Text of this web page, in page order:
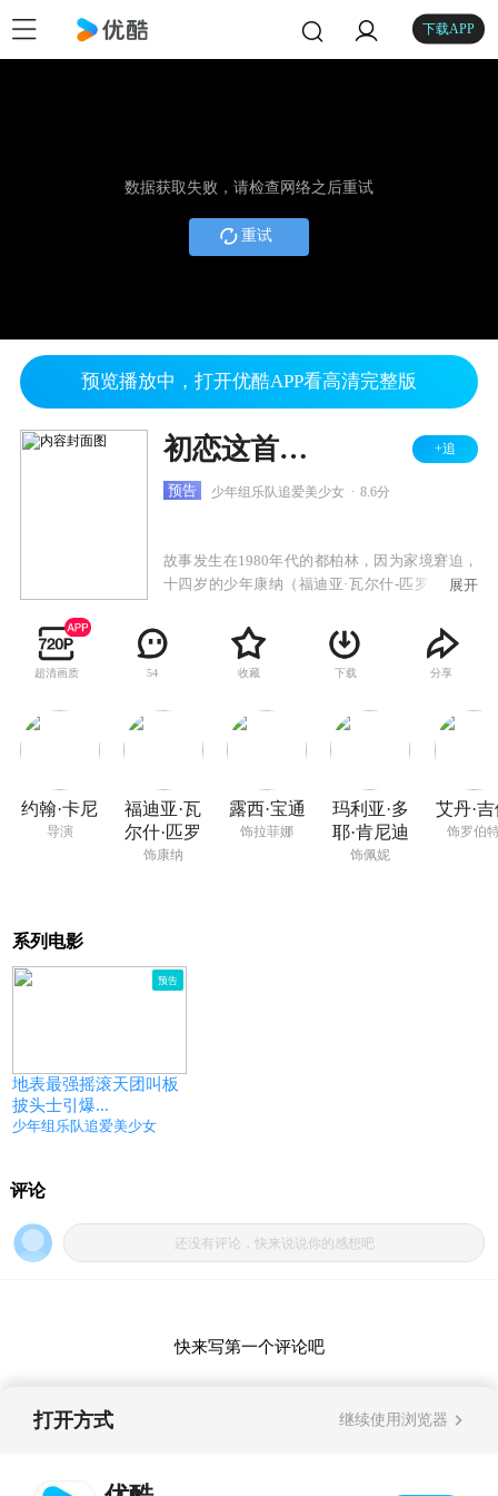
下载APP
数据获取失败，请检查网络之后重试
重试
预览播放中，打开优酷APP看高清完整版
初恋这首情歌 +追
预告 少年组乐队追爱美少女 8.6分
故事发生在1980年代的都柏林，因为家境窘迫，
十四岁的少年康纳（福迪亚·瓦尔什-匹罗 饰）不
校中就读。在那里，他惹上了横行霸道脾气古怪
的巴里（伊安·肯尼 饰），可见未来的日子不会好
过。某日，康纳邂逅了名叫蕾菲娜（露西·宝通
邀请她来主演自己乐队拍摄的MV，哪知道蕾菲娜
欣然应允，那么问题来了，对演奏音乐几乎一窍
呢？好在康纳拥有一群热爱音乐的朋友们，很
快，一支名为“唱街”的乐队成立了。
展开
超清画质 54 收藏 下载 分享
约翰·卡尼
导演
福迪亚·瓦
尔什·匹罗
饰康纳
露西·宝通
饰拉菲娜
玛利亚·多
耶·肯尼迪
饰佩妮
艾丹·
饰罗伯
系列电影
预告
地表最强摇滚天团叫板
披头士引爆...
少年组乐队追爱美少女
打开方式 继续使用浏览器